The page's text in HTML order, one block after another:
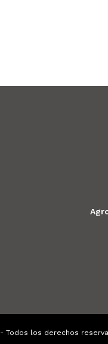
- Todos los derechos